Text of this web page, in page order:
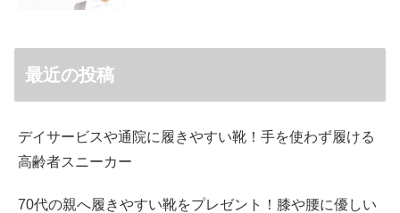
最近の投稿
デイサービスや通院に履きやすい靴！手を使わず履ける
高齢者スニーカー
70代の親へ履きやすい靴をプレゼント！膝や腰に優しい